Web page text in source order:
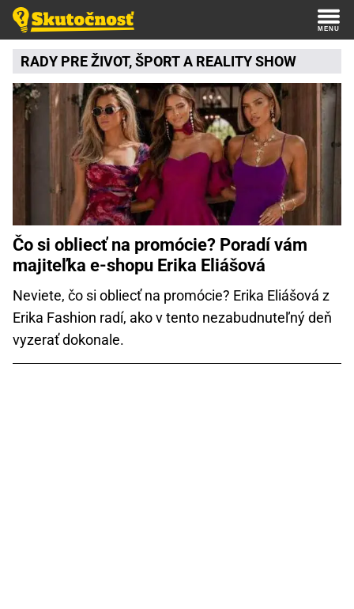
RADY PRE ŽIVOT,ŠPORTA REALITY SHOW
Čo si obliecť na promócie? Poradí vám
majiteľka e-shopu Erika Eliášová
Neviete, čo si obliecť na promócie? Erika Eliášová z
Erika Fashion radí, ako v tento nezabudnuteľný deň
vyzerať dokonale.